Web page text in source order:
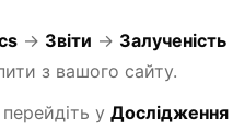
→ Звіти → Залученість
з вашого сайту.
перейдіть у Дослідження